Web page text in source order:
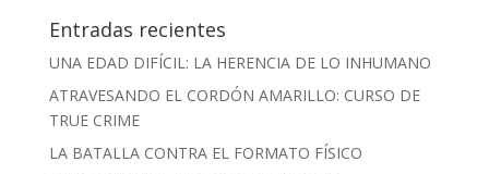
Entradas recientes
UNA EDAD DIFÍCIL: LA HERENCIA DE LO INHUMANO
ATRAVESANDO EL CORDÓN AMARILLO: CURSO DE
TRUE CRIME
LA BATALLA CONTRA EL FORMATO FÍSICO